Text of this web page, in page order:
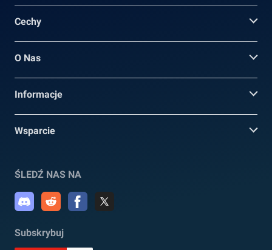
Cechy
O Nas
Informacje
Wsparcie
ŚLEDŹ NAS NA
Subskrybuj